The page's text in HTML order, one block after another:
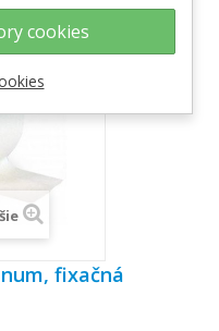
fixačná
cookies